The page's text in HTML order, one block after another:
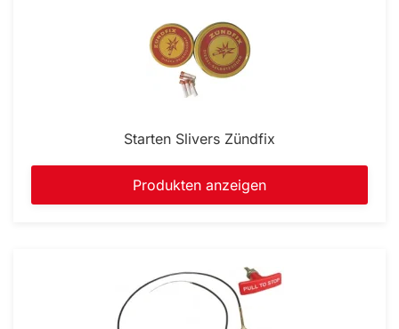
Starten Slivers Zündfix
Produkten anzeigen